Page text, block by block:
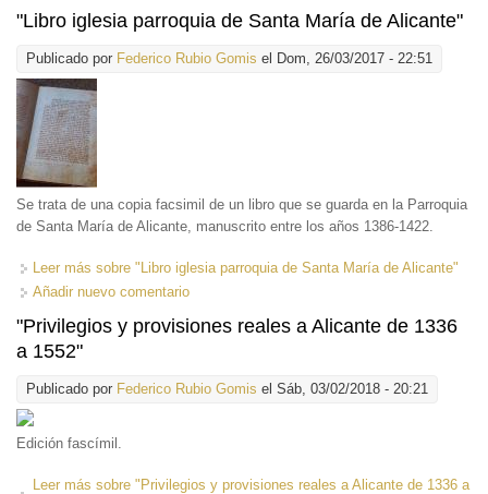
"Libro iglesia parroquia de Santa María de Alicante"
Publicado por Federico Rubio Gomis el Dom, 26/03/2017 - 22:51
Se trata de una copia facsimil de un libro que se guarda en la Parroquia
de Santa María de Alicante, manuscrito entre los años 1386-1422.
Leer más sobre "Libro iglesia parroquia de Santa María de Alicante"
Añadir nuevo comentario
"Privilegios y provisiones reales a Alicante de 1336
a 1552"
Publicado por Federico Rubio Gomis el Sáb, 03/02/2018 - 20:21
Edición fascímil.
Leer más sobre "Privilegios y provisiones reales a Alicante de 1336 a